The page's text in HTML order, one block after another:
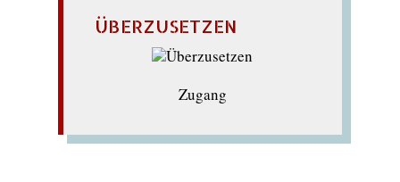
ÜBERZUSETZEN
Zugang